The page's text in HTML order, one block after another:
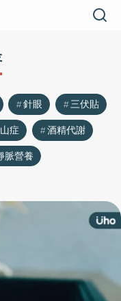
針眼
三伏貼
症
酒精代謝
脈營養